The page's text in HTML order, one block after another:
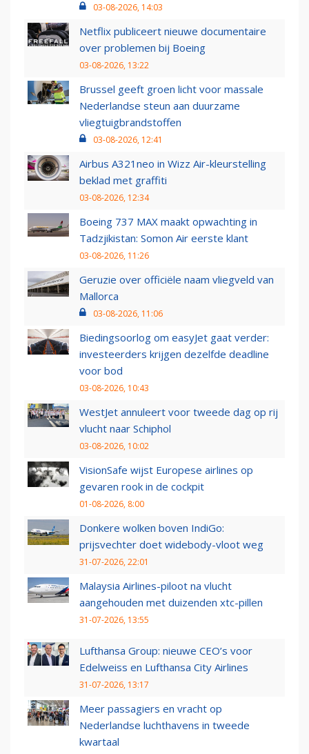
03-08-2026, 14:03
Netflix publiceert nieuwe documentaire
over problemen bij Boeing
03-08-2026, 13:22
Brussel geeft groen licht voor massale
Nederlandse steun aan duurzame
vliegtuigbrandstoffen
03-08-2026, 12:41
Airbus A321neo in Wizz Air-kleurstelling
beklad met graffiti
03-08-2026, 12:34
Boeing 737 MAX maakt opwachting in
Tadzjikistan: Somon Air eerste klant
03-08-2026, 11:26
Geruzie over officiële naam vliegveld van
Mallorca
03-08-2026, 11:06
Biedingsoorlog om easyJet gaat verder:
investeerders krijgen dezelfde deadline
voor bod
03-08-2026, 10:43
WestJet annuleert voor tweede dag op rij
vlucht naar Schiphol
03-08-2026, 10:02
VisionSafe wijst Europese airlines op
gevaren rook in de cockpit
01-08-2026, 8:00
Donkere wolken boven IndiGo:
prijsvechter doet widebody-vloot weg
31-07-2026, 22:01
Malaysia Airlines-piloot na vlucht
aangehouden met duizenden xtc-pillen
31-07-2026, 13:55
Lufthansa Group: nieuwe CEO’s voor
Edelweiss en Lufthansa City Airlines
31-07-2026, 13:17
Meer passagiers en vracht op
Nederlandse luchthavens in tweede
kwartaal